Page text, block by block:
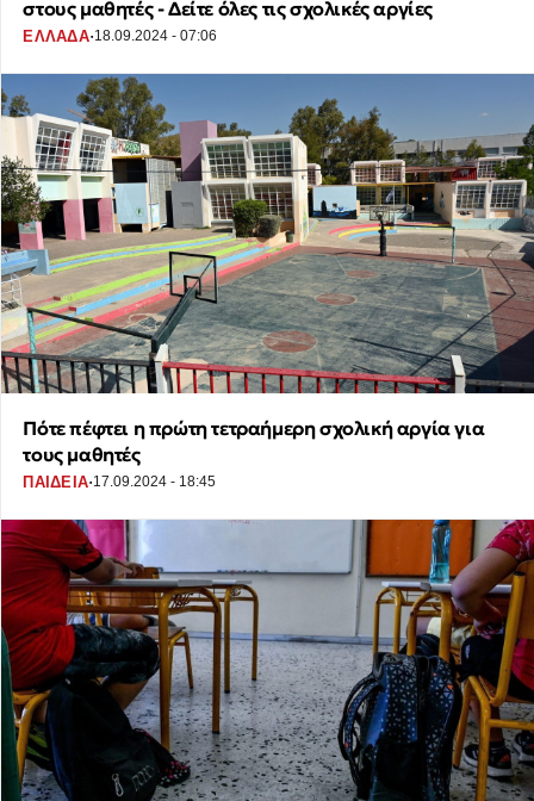
στους μαθητές - Δείτε όλες τις σχολικές αργίες
ΕΛΛΑΔΑ·18.09.2024 - 07:06
Πότε πέφτει η πρώτη τετραήμερη σχολική αργία για
τους μαθητές
ΠΑΙΔΕΙΑ·17.09.2024 - 18:45